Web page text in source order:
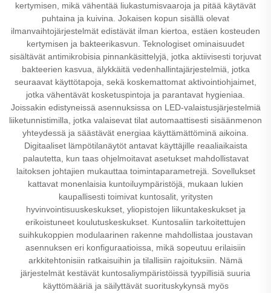
kertymisen, mikä vähentää liukastumisvaaroja ja pitää käytävät
puhtaina ja kuivina. Jokaisen kopun sisällä olevat
ilmanvaihtojärjestelmät edistävät ilman kiertoa, estäen kosteuden
kertymisen ja bakteerikasvun. Teknologiset ominaisuudet
sisältävät antimikrobisia pinnankäsittelyjä, jotka aktiivisesti torjuvat
bakteerien kasvua, älykkäitä vedenhallintajärjestelmiä, jotka
seuraavat käyttötapoja, sekä koskemattomat aktivointiohjaimet,
jotka vähentävät kosketuspintoja ja parantavat hygieniaa.
Joissakin edistyneissä asennuksissa on LED-valaistusjärjestelmiä
liiketunnistimilla, jotka valaisevat tilat automaattisesti sisäänmenon
yhteydessä ja säästävät energiaa käyttämättöminä aikoina.
Digitaaliset lämpötilanäytöt antavat käyttäjille reaaliaikaista
palautetta, kun taas ohjelmoitavat asetukset mahdollistavat
laitoksen johtajien mukauttaa toimintaparametrejä. Sovellukset
kattavat monenlaisia kuntoiluympäristöjä, mukaan lukien
kaupallisesti toimivat kuntosalit, yritysten
hyvinvointisuuskeskukset, yliopistojen liikuntakeskukset ja
erikoistuneet koulutuskeskukset. Kuntosaliin tarkoitettujen
suihkukoppien modulaarinen rakenne mahdollistaa joustavan
asennuksen eri konfiguraatioissa, mikä sopeutuu erilaisiin
arkkitehtonisiin ratkaisuihin ja tilallisiin rajoituksiin. Nämä
järjestelmät kestävät kuntosaliympäristöissä tyypillisiä suuria
käyttömääriä ja säilyttävät suorituskykynsä myös